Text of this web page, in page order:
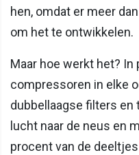
hen, omdat er meer
om het te ontwikkelen.
Maar hoe werkt het?
compressoren in elke
dubbellaagse filters
lucht naar de neus en
procent van de